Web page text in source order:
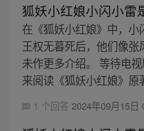
狐妖小红娘小闪小雷
在《狐妖小红娘》中，
王权无暮死后，他们像
未作更多介绍。 等待电
来阅读《狐妖小红娘》原
1 个回答 2024年09月15日